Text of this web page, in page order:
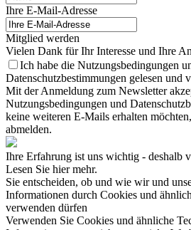
Ihre E-Mail-Adresse
Mitglied werden
Vielen Dank für Ihr Interesse und Ihre
Ich habe die Nutzungsbedingungen
Datenschutzbestimmungen gelesen und
Mit der Anmeldung zum Newsletter
Nutzungsbedingungen und
keine weiteren E-Mails erhalten
abmelden.
Ihre Erfahrung ist uns wichtig - deshalb
Lesen Sie hier mehr.
Sie entscheiden, ob und wie wir und
Informationen durch Cookies und
verwenden dürfen
Verwenden Sie Cookies und ähnliche